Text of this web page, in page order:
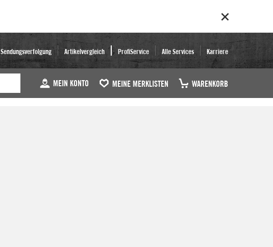
Sendungsverfolgung Artikelvergleich ProfiService Alle Services Karriere
MEIN KONTO MEINE MERKLISTEN WARENKORB